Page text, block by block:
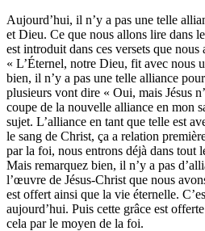
Aujourd’hui, il n’y a pas une telle
et Dieu. Ce que nous allons lire dans
est introduit dans ces versets que nous
« L’Éternel, notre Dieu, fit avec nous
bien, il n’y a pas une telle alliance
plusieurs vont dire « Oui, mais Jésus
coupe de la nouvelle alliance en mon
sujet. L’alliance en tant que telle est
le sang de Christ, ça a relation
par la foi, nous entrons déjà dans tout
Mais remarquez bien, il n’y a pas
l’œuvre de Jésus-Christ que nous
est offert ainsi que la vie éternelle.
aujourd’hui. Puis cette grâce est
cela par le moyen de la foi.